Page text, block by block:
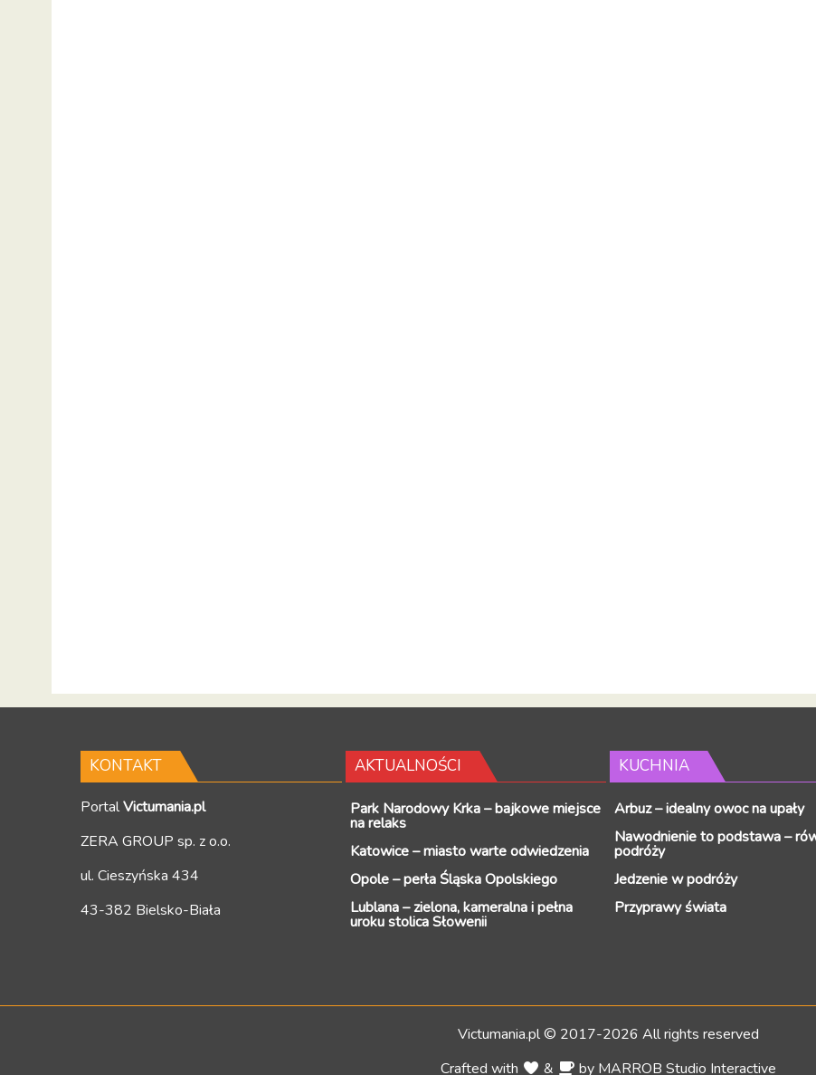
KONTAKT
PortalVictumania.pl
ZERA GROUP sp. z o.o.
ul. Cieszyńska 434
43-382 Bielsko-Biała
AKTUALNOŚCI
Park Narodowy Krka – bajkowe miejsce
na relaks
Katowice – miasto warte odwiedzenia
Opole – perła Śląska Opolskiego
Lublana – zielona, kameralna i pełna
uroku stolica Słowenii
KUCHNIA
Arbuz – idealny owoc na upały
Nawodnienie to podstawa –
podróży
Jedzenie w podróży
Przyprawy świata
Victumania.pl © 2017-2026 All rights reserved
Crafted with
& by MARROB Studio Interactive